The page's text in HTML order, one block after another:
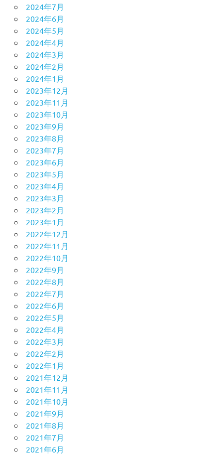
2024年7月
2024年6月
2024年5月
2024年4月
2024年3月
2024年2月
2024年1月
2023年12月
2023年11月
2023年10月
2023年9月
2023年8月
2023年7月
2023年6月
2023年5月
2023年4月
2023年3月
2023年2月
2023年1月
2022年12月
2022年11月
2022年10月
2022年9月
2022年8月
2022年7月
2022年6月
2022年5月
2022年4月
2022年3月
2022年2月
2022年1月
2021年12月
2021年11月
2021年10月
2021年9月
2021年8月
2021年7月
2021年6月